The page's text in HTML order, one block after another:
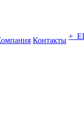
Контакты +